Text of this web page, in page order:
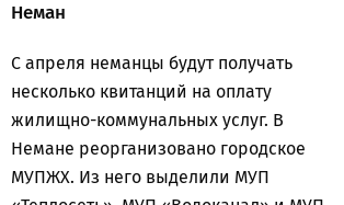
Неман
С апреля неманцы будут получать
несколько квитанций на оплату
жилищно-коммунальных услуг. В
Немане реорганизовано городское
МУПЖХ. Из него выделили МУП